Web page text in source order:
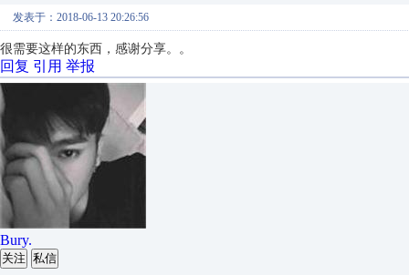
发表于：2018-06-13 20:26:56
很需要这样的东西，感谢分享。。
回复 引用 举报
Bury.
关注 私信